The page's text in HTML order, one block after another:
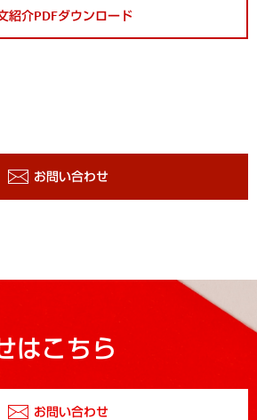
紹介PDFダウンロード
お問い合わせ
はこちら
お問い合わせ